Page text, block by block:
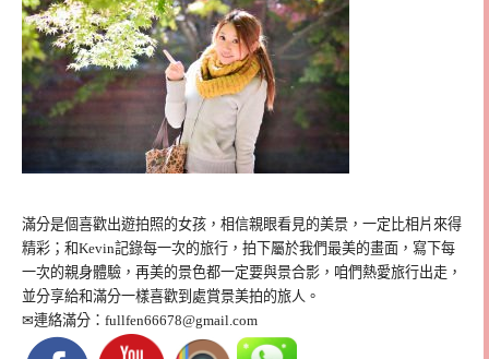
滿分是個喜歡出遊拍照的女孩，相信親眼看見的美景，一定比相片來得
精彩；和Kevin記錄每一次的旅行，拍下屬於我們最美的畫面，寫下每
一次的親身體驗，再美的景色都一定要與景合影，咱們熱愛旅行出走，
並分享給和滿分一樣喜歡到處賞景美拍的旅人。
✉連絡滿分： fullfen66678@gmail.com